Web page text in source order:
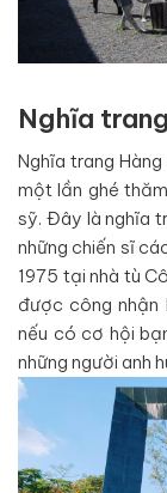
Nghĩa
Nghĩa trang
một lần ghé
sỹ. Đây là nghĩa
những chiến sĩ
1975 tại nhà tù
được công nhận
nếu có cơ hội
những người anh